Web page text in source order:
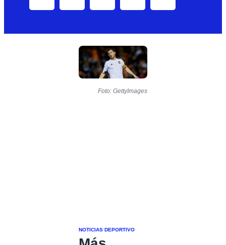
Foto: GettyImages
NOTICIAS DEPORTIVO